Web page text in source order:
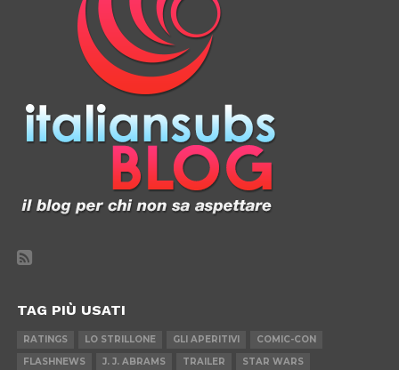
TAG PIÙ USATI
RATINGS LO STRILLONE GLI APERITIVI
COMIC-CON
FLASHNEWS
J. J. ABRAMS TRAILER
STAR WARS